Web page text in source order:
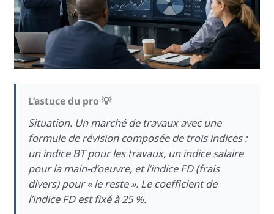
L’astuce du pro 💡
Situation. Un marché de travaux avec une
formule de révision composée de trois indices :
un indice BT pour les travaux, un indice salaire
pour la main-d’oeuvre, et l’indice FD (frais
divers) pour « le reste ». Le coefficient de
l’indice FD est fixé à 25 %.